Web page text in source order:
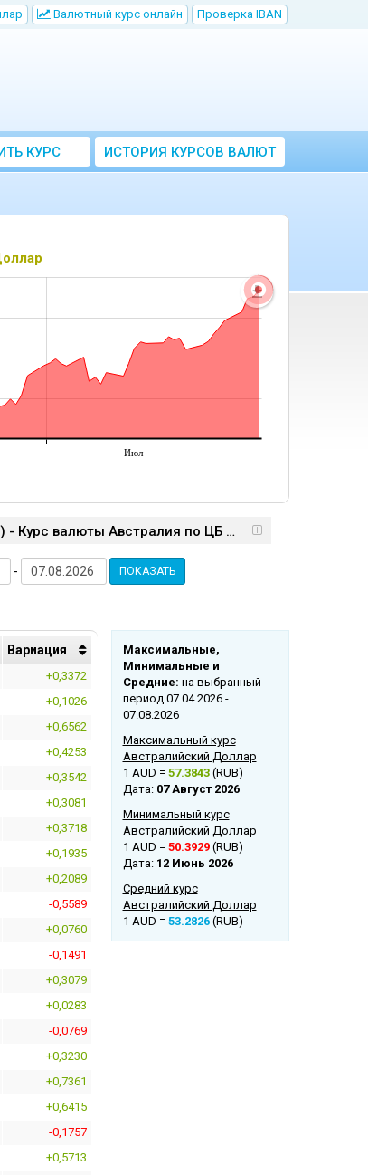
Bалютный курс онлайн Проверка IBAN
КУРС
ЦБ
ИСТОРИЯ КУРСОВ ВАЛЮТ
ЦБ РФ
Июл
Курс валют: австралийский доллар (AUD) / российский рубль (RUB) - Курс валюты Австралия по ЦБ РФ
- ПОКАЗАТЬ
Bариация
+0,3372
+0,1026
+0,6562
+0,4253
+0,3542
+0,3081
+0,3718
+0,1935
+0,2089
-0,5589
+0,0760
-0,1491
+0,3079
+0,0283
-0,0769
+0,3230
+0,7361
+0,6415
-0,1757
+0,5713
Mаксимальные,
Mинимальные и
Cредние: на выбранный
период 07.04.2026 -
07.08.2026
Максимальный курс
Австралийский Доллар
1 AUD = 57.3843(RUB)
Дата: 07 Август 2026
Минимальный курс
Австралийский Доллар
1 AUD = 50.3929(RUB)
Дата: 12 Июнь 2026
Средний курс
Австралийский Доллар
1 AUD = 53.2826(RUB)